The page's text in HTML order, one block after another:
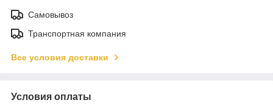
Самовывоз
Транспортная компания
Все условия доставки
Условия оплаты